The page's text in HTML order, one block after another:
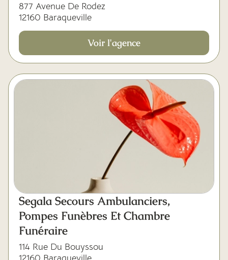
877 Avenue De Rodez
12160 Baraqueville
Voir l'agence
Segala Secours Ambulanciers,
Pompes Funèbres Et Chambre
Funéraire
114 Rue Du Bouyssou